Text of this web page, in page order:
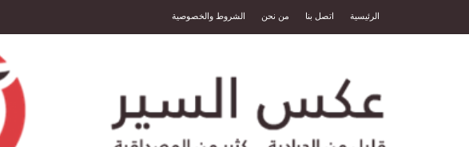
الرئيسية اتصل بنا من نحن الشروط والخصوصية